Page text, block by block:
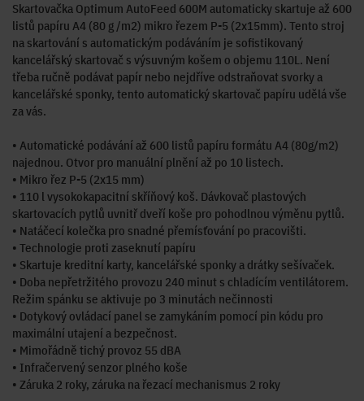
Skartovačka Optimum AutoFeed 600M automaticky skartuje až 600
listů papíru A4 (80 g /m2) mikro řezem P-5 (2x15mm). Tento stroj
na skartování s automatickým podáváním je sofistikovaný
kancelářský skartovač s výsuvným košem o objemu 110L. Není
třeba ručně podávat papír nebo nejdříve odstraňovat svorky a
kancelářské sponky, tento automatický skartovač papíru udělá vše
za vás.
• Automatické podávání až 600 listů papíru formátu A4 (80g/m2)
najednou. Otvor pro manuální plnění až po 10 listech.
• Mikro řez P-5 (2x15 mm)
• 110 l vysokokapacitní skříňový koš. Dávkovač plastových
skartovacích pytlů uvnitř dveří koše pro pohodlnou výměnu pytlů.
• Natáčecí kolečka pro snadné přemísťování po pracovišti.
• Technologie proti zaseknutí papíru
• Skartuje kreditní karty, kancelářské sponky a drátky sešívaček.
• Doba nepřetržitého provozu 240 minut s chladícím ventilátorem.
Režim spánku se aktivuje po 3 minutách nečinnosti
• Dotykový ovládací panel se zamykáním pomocí pin kódu pro
maximální utajení a bezpečnost.
• Mimořádně tichý provoz 55 dBA
• Infračervený senzor plného koše
• Záruka 2 roky, záruka na řezací mechanismus 2 roky